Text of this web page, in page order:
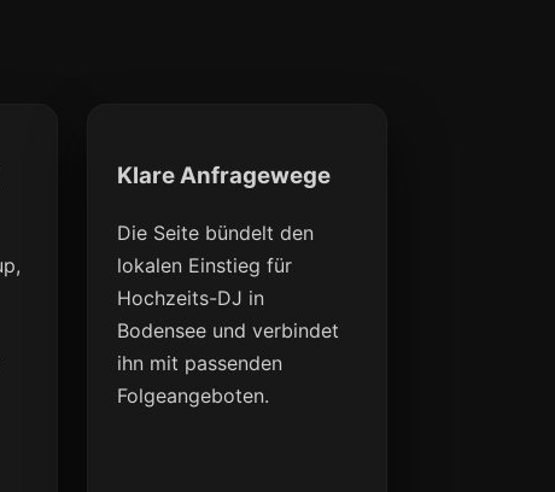
Klare Anfragewege
Die Seite bündelt den
lokalen Einstieg für
Hochzeits-DJ in
Bodensee und verbindet
ihn mit passenden
Folgeangeboten.